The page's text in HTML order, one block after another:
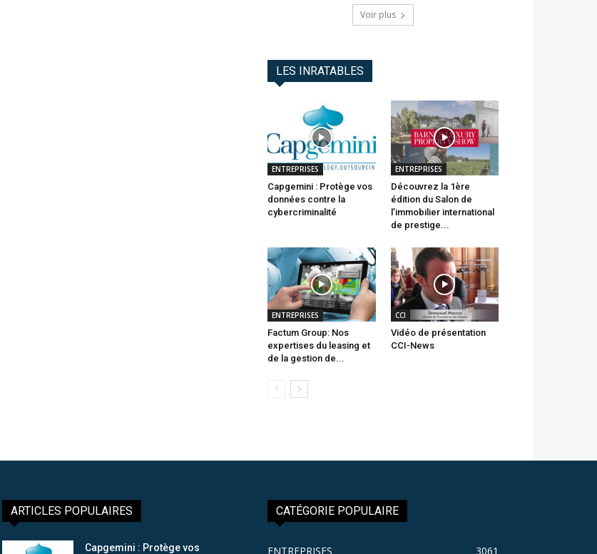
Voir plus
LES INRATABLES
ENTREPRISES
Capgemini : Protège vos
données contre la
cybercriminalité
ENTREPRISES
Découvrez la 1ère
édition du Salon de
l’immobilier international
de prestige...
ENTREPRISES
Factum Group: Nos
expertises du leasing et
de la gestion de...
CCI
Vidéo de présentation
CCI-News
ARTICLES POPULAIRES
Capgemini : Protège vos
CATÉGORIE POPULAIRE
ENTREPRISES 3061